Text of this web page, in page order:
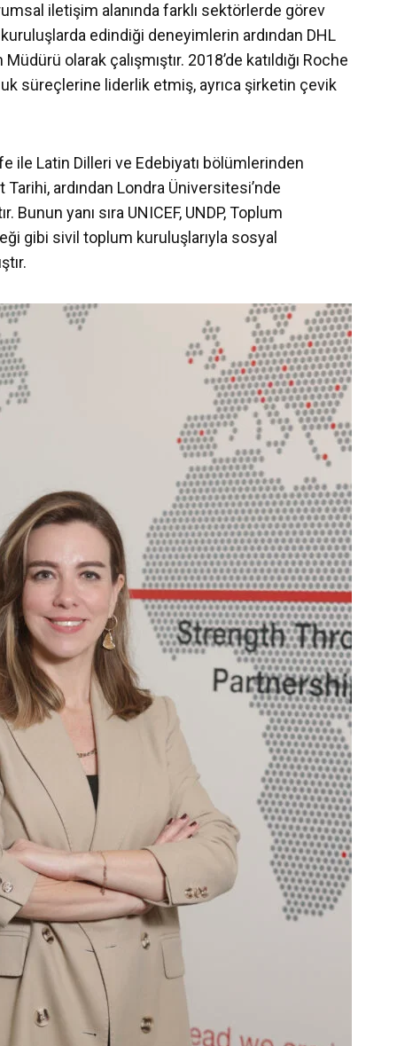
iletişim alanında farklı sektörlerde görev
edindiği deneyimlerin ardından DHL
olarak çalışmıştır. 2018’de katıldığı Roche
süreçlerine liderlik etmiş, ayrıca şirketin çevik
ile Latin Dilleri ve Edebiyatı bölümlerinden
ardından Londra Üniversitesi’nde
Bunun yanı sıra UNICEF, UNDP, Toplum
gibi sivil toplum kuruluşlarıyla sosyal